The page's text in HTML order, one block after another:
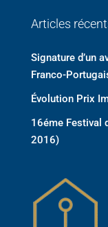
Articles
Signature d’un
Franco-
Évolution Prix
16éme Festival
2016)